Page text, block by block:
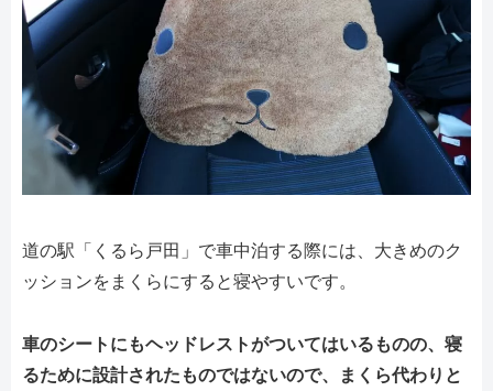
道の駅「くるら戸田」で車中泊する際には、大きめのク
ッションをまくらにすると寝やすいです。
車のシートにもヘッドレストがついてはいるものの、寝
るために設計されたものではないので、まくら代わりと